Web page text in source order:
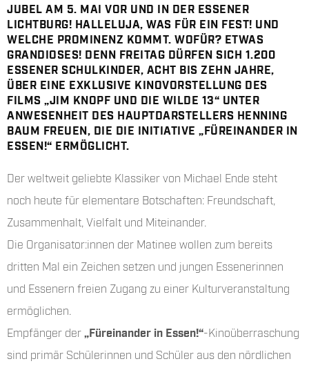
JUBEL AM 5. MAI VOR UND IN DER ESSENER
LICHTBURG! HALLELUJA, WAS FÜR EIN FEST! UND
WELCHE PROMINENZ KOMMT. WOFÜR? ETWAS
GRANDIOSES! DENN FREITAG DÜRFEN SICH 1.200
ESSENER SCHULKINDER, ACHT BIS ZEHN JAHRE,
ÜBER EINE EXKLUSIVE KINOVORSTELLUNG DES
FILMS „JIM KNOPF UND DIE WILDE 13“ UNTER
ANWESENHEIT DES HAUPTDARSTELLERS HENNING
BAUM FREUEN, DIE DIE INITIATIVE „FÜREINANDER IN
ESSEN!“ ERMÖGLICHT.
Der weltweit geliebte Klassiker von Michael Ende steht
noch heute für elementare Botschaften: Freundschaft,
Zusammenhalt, Vielfalt und Miteinander.
Die Organisator:innen der Matinee wollen zum bereits
dritten Mal ein Zeichen setzen und jungen Essenerinnen
und Essenern freien Zugang zu einer Kulturveranstaltung
ermöglichen.
Empfänger der „Füreinander in Essen!“-Kinoüberraschung
sind primär Schülerinnen und Schüler aus den nördlichen